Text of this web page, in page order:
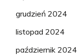
grudzień 2024
listopad 2024
październik 2024